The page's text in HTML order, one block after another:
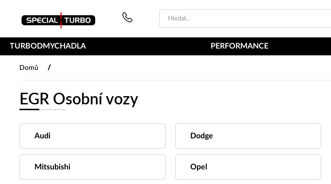
TURBODMYCHADLA PERFORMANCE
Domů /
EGR Osobní vozy
Audi Dodge
Mitsubishi Opel